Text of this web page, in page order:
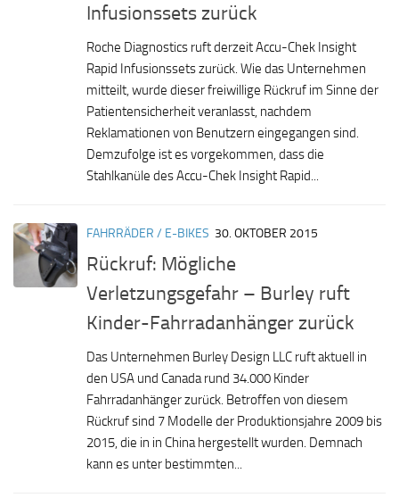
Infusionssets zurück
Roche Diagnostics ruft derzeit Accu-Chek Insight
Rapid Infusionssets zurück. Wie das Unternehmen
mitteilt, wurde dieser freiwillige Rückruf im Sinne der
Patientensicherheit veranlasst, nachdem
Reklamationen von Benutzern eingegangen sind.
Demzufolge ist es vorgekommen, dass die
Stahlkanüle des Accu-Chek Insight Rapid...
FAHRRÄDER / E-BIKES 30. OKTOBER 2015
Rückruf: Mögliche
Verletzungsgefahr – Burley ruft
Kinder-Fahrradanhänger zurück
Das Unternehmen Burley Design LLC ruft aktuell in
den USA und Canada rund 34.000 Kinder
Fahrradanhänger zurück. Betroffen von diesem
Rückruf sind 7 Modelle der Produktionsjahre 2009 bis
2015, die in in China hergestellt wurden. Demnach
kann es unter bestimmten...